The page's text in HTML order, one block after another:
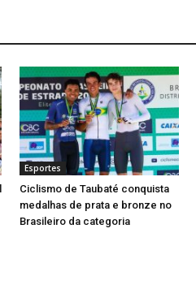
Esportes
Ciclismo de Taubaté conquista
medalhas de prata e bronze no
Brasileiro da categoria